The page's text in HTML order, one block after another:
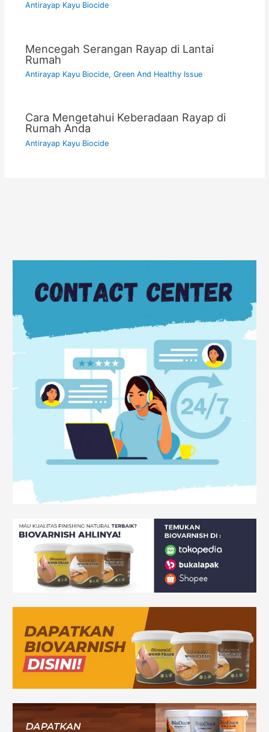
Antirayap Kayu Biocide
Mencegah Serangan Rayap di Lantai
Rumah
Antirayap Kayu Biocide, Green And Healthy Issue
Cara Mengetahui Keberadaan Rayap di
Rumah Anda
Antirayap Kayu Biocide